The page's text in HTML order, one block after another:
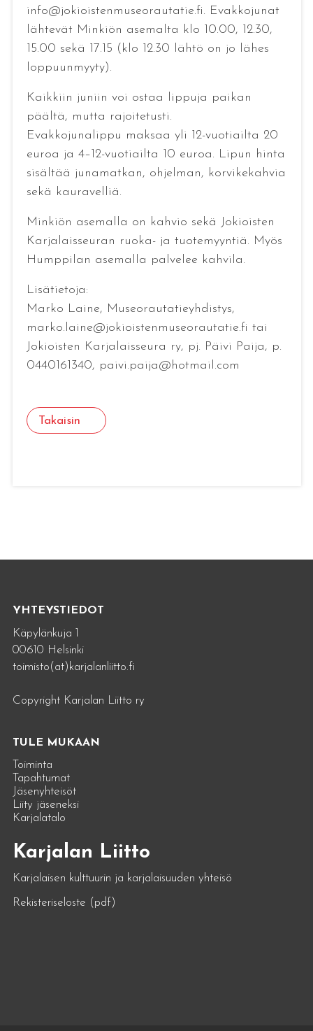
info@jokioistenmuseorautatie.fi. Evakkojunat
lähtevät Minkiön asemalta klo 10.00, 12.30,
15.00 sekä 17.15 (klo 12.30 lähtö on jo lähes
loppuunmyyty).
Kaikkiin juniin voi ostaa lippuja paikan
päältä, mutta rajoitetusti.
Evakkojunalippu maksaa yli 12-vuotiailta 20
euroa ja 4–12-vuotiailta 10 euroa. Lipun hinta
sisältää junamatkan, ohjelman, korvikekahvia
sekä kauravelliä.
Minkiön asemalla on kahvio sekä Jokioisten
Karjalaisseuran ruoka- ja tuotemyyntiä. Myös
Humppilan asemalla palvelee kahvila.
Lisätietoja:
Marko Laine, Museorautatieyhdistys,
marko.laine@jokioistenmuseorautatie.fi tai
Jokioisten Karjalaisseura ry, pj. Päivi Paija, p.
0440161340, paivi.paija@hotmail.com
Takaisin
YHTEYSTIEDOT
Käpylänkuja 1
00610 Helsinki
toimisto(at)karjalanliitto.fi
Copyright Karjalan Liitto ry
TULE MUKAAN
Toiminta
Tapahtumat
Jäsenyhteisöt
Liity jäseneksi
Karjalatalo
Karjalan Liitto
Karjalaisen kulttuurin ja karjalaisuuden yhteisö
Rekisteriseloste (pdf)